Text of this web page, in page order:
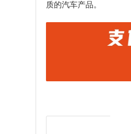
质的汽车产品。